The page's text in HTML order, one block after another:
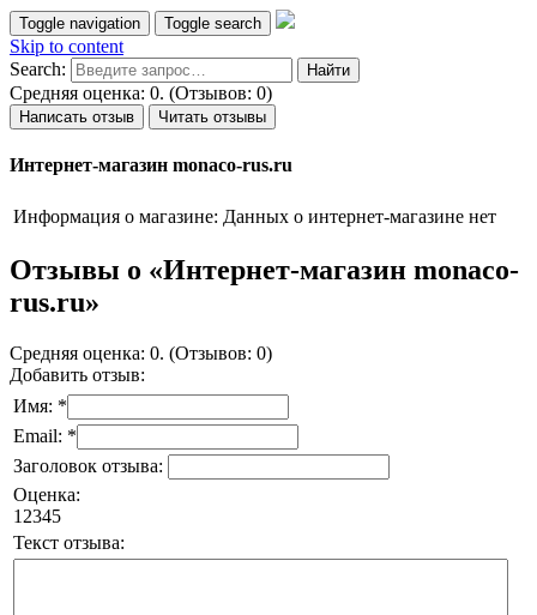
Toggle navigation Toggle search
Skip to content
Search:
Средняя оценка: 0. (Отзывов: 0)
Написать отзыв Читать отзывы
Интернет-магазин monaco-rus.ru
Информация о магазине: Данных о интернет-магазине нет
Отзывы о «Интернет-магазин monaco-
rus.ru»
Средняя оценка: 0. (Отзывов: 0)
Добавить отзыв:
Имя: *
Email: *
Заголовок отзыва:
Оценка:
1 2345
Текст отзыва: